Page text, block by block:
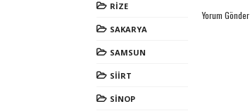
RİZE
SAKARYA
SAMSUN
SİİRT
SİNOP
Yorum Gönder